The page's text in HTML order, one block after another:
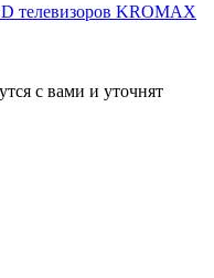
телевизоров KROMAX
с вами и уточнят